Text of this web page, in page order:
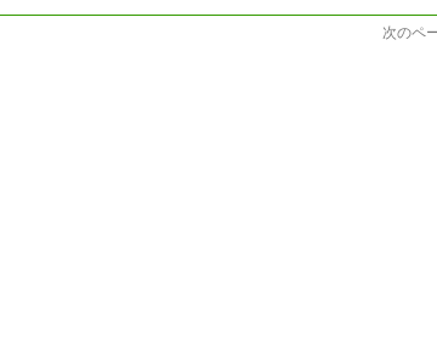
次のペ